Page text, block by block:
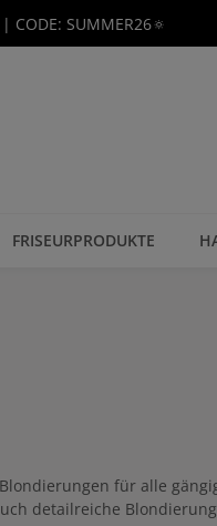
CODE: SUMMER26🔅
FRISEURPRODUKTE
für alle
detailreiche